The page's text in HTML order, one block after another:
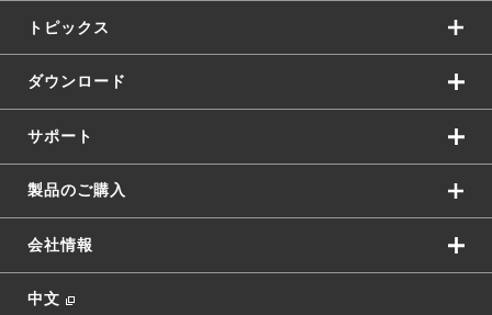
トピックス
ダウンロード
サポート
製品のご購入
会社情報
中文